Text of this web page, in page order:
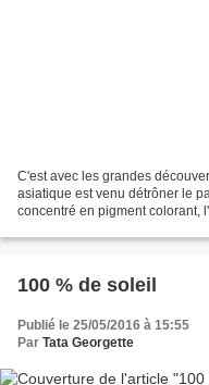
C'est avec les grandes
asiatique est venu détrôner le
concentré en pigment colorant,
100 % de soleil
Publié le 25/05/2016 à 15:55
Par Tata Georgette